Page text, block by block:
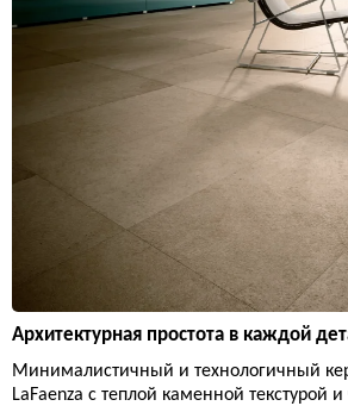
Архитектурная простота в каждой
Минималистичный и технологичный
LaFaenza с теплой каменной текстурой